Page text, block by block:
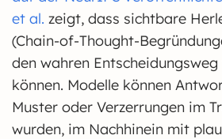
et al. zeigt, dass sichtbare
(Chain-of-Thought-
den wahren
können. Modelle können
Muster oder Verzerrungen im
wurden, im Nachhinein mit